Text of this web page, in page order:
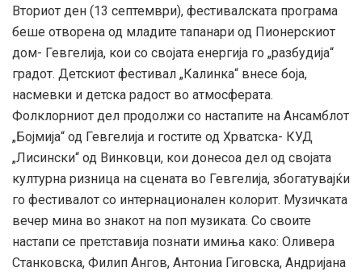
Вториот ден (13 септември), фестивалската програма
беше отворена од младите тапанари од Пионерскиот
дом- Гевгелија, кои со својата енергија го „разбудија“
градот. Детскиот фестивал „Калинка“ внесе боја,
насмевки и детска радост во атмосферата.
Фолклорниот дел продолжи со настапите на Ансамблот
„Бојмија“ од Гевгелија и гостите од Хрватска- КУД
„Лисински“ од Винковци, кои донесоа дел од својата
културна ризница на сцената во Гевгелија, збогатувајќи
го фестивалот со интернационален колорит. Музичката
вечер мина во знакот на поп музиката. Со своите
настапи се претставија познати имиња како: Оливера
Станковска, Филип Ангoв, Антониа Гиговска, Андријана